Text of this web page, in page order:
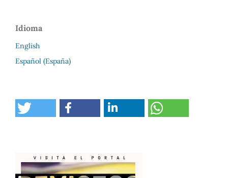
Idioma
English
Español (España)